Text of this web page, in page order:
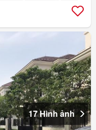
17 Hình ảnh